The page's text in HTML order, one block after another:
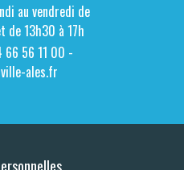
au vendredi de
de 13h30 à 17h
66 56 11 00 -
ales.fr